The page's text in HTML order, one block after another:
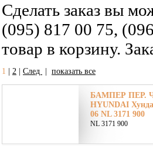
Сделать заказ вы
(095) 817 00 75,
товар в корзину.
1 2 След показать все
БАМПЕР ПЕР.
HYUNDAI
06 NL 3171 900
NL 3171 900